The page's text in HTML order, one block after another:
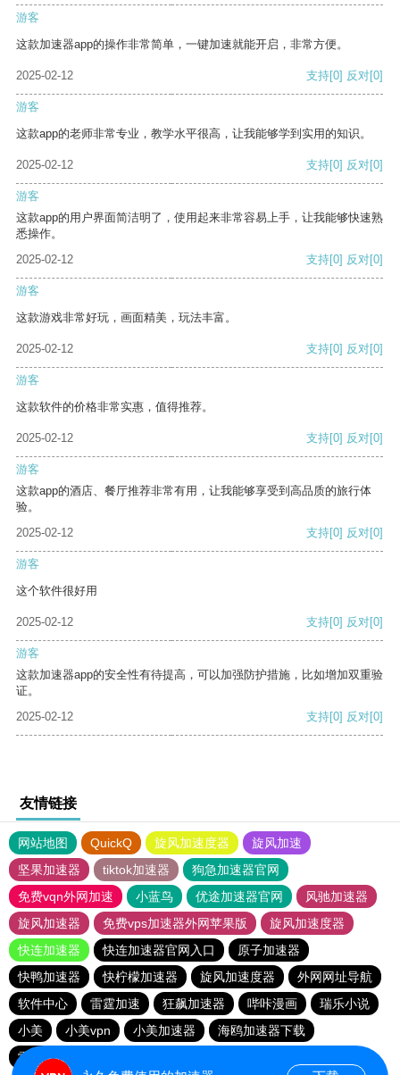
游客
这款加速器app的操作非常简单，一键加速就能开启，非常方便。
2025-02-12 支持[0] 反对[0]
游客
这款app的老师非常专业，教学水平很高，让我能够学到实用的知识。
2025-02-12 支持[0] 反对[0]
游客
这款app的用户界面简洁明了，使用起来非常容易上手，让我能够快速熟
悉操作。
2025-02-12
支持[0] 反对[0]
游客
这款游戏非常好玩，画面精美，玩法丰富。
2025-02-12 支持[0] 反对[0]
游客
这款软件的价格非常实惠，值得推荐。
2025-02-12 支持[0] 反对[0]
游客
这款app的酒店、餐厅推荐非常有用，让我能够享受到高品质的旅行体
验。
2025-02-12
支持[0] 反对[0]
游客
这个软件很好用
2025-02-12 支持[0] 反对[0]
游客
这款加速器app的安全性有待提高，可以加强防护措施，比如增加双重验
证。
2025-02-12
支持[0] 反对[0]
友情链接
网站地图 QuickQ 旋风加速度器
旋风加速
坚果加速器
tiktok加速器
狗急加速器官网
免费vqn外网加速
小蓝鸟 优途加速器官网
风驰加速器
旋风加速器
免费vps加速器外网苹果版
旋风加速度器
快连加速器
快连加速器官网入口
原子加速器
快鸭加速器
快柠檬加速器 旋风加速度器
外网网址导航
软件中心
雷霆加速 狂飙加速器 哔咔漫画
瑞乐小说
小美
小美vpn 小美加速器
海鸥加速器下载
雷霆加速版ins